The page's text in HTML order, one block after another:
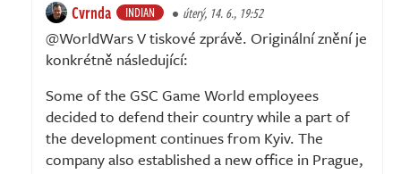
Cvrnda INDIAN úterý, 14. 6., 19:52
@WorldWars V tiskové zprávě. Originální znění je
konkrétně následující:
Some of the GSC Game World employees
decided to defend their country while a part of
the development continues from Kyiv. The
company also established a new office in Prague,